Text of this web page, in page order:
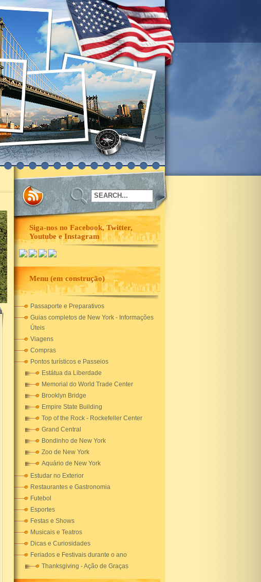
Siga-nos no Facebook, Twitter,
Youtube e Instagram
Menu (em construção)
Passaporte e Preparativos
Guias completos de New York - Informações
Úteis
Viagens
Compras
Pontos turísticos e Passeios
Estátua da Liberdade
Memorial do World Trade Center
Brooklyn Bridge
Empire State Building
Top of the Rock - Rockefeller Center
Grand Central
Bondinho de New York
Zoo de New York
Aquário de New York
Estudar no Exterior
Restaurantes e Gastronomia
Futebol
Esportes
Festas e Shows
Musicais e Teatros
Dicas e Curiosidades
Feriados e Festivais durante o ano
Thanksgiving - Ação de Graças